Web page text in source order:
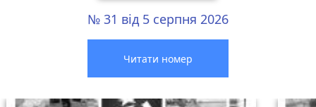
№ 31 від 5 серпня 2026
Читати номер